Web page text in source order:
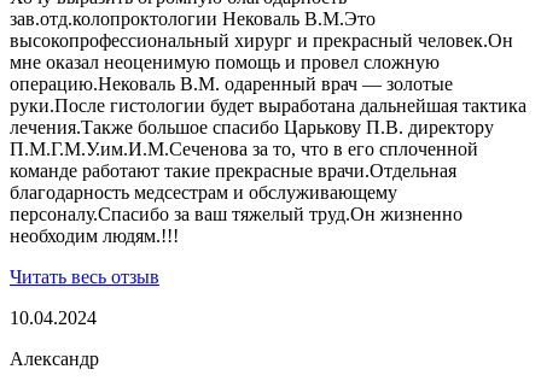
зав.отд.колопроктологии Нековаль В.М.Это
высокопрофессиональный хирург и прекрасный человек.Он
мне оказал неоценимую помощь и провел сложную
операцию.Нековаль В.М. одаренный врач — золотые
руки.После гистологии будет выработана дальнейшая тактика
лечения.Также большое спасибо Царькову П.В. директору
П.М.Г.М.У.им.И.М.Сеченова за то, что в его сплоченной
команде работают такие прекрасные врачи.Отдельная
благодарность медсестрам и обслуживающему
персоналу.Спасибо за ваш тяжелый труд.Он жизненно
необходим людям.!!!
Читать весь отзыв
10.04.2024
Александр